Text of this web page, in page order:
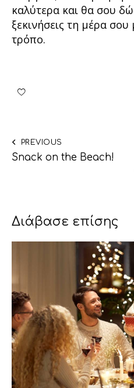
καλύτερα και θα σου
ξεκινήσεις τη μέρα
τρόπο.
PREVIOUS
Snack on the Beach!
Διάβασε επίσης